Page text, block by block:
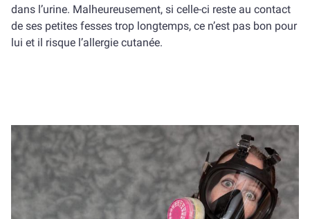
dans l’urine. Malheureusement, si celle-ci reste au contact
de ses petites fesses trop longtemps, ce n’est pas bon pour
lui et il risque l’allergie cutanée.